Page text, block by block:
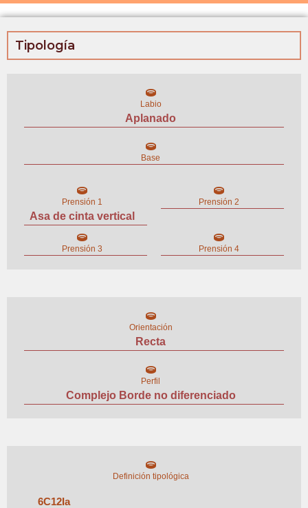
Tipología
Labio
Aplanado
Base
Prensión 1
Asa de cinta vertical
Prensión 2
Prensión 3 Prensión 4
Orientación
Recta
Perfil
Complejo Borde no diferenciado
Definición tipológica
6C12Ia